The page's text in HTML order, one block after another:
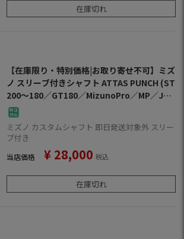
在庫切れ
【在庫限り・特別価格|お取り寄せ不可】ミズ
ノ スリーブ付きシャフト ATTAS PUNCH (ST
200～180／GT180／MizunoPro／MP／JPX
900／JPX850)
ミズノ カスタムシャフト 即日発送対象外 スリー
ブ付き
当店価格 ¥ 28,000 税込
在庫切れ